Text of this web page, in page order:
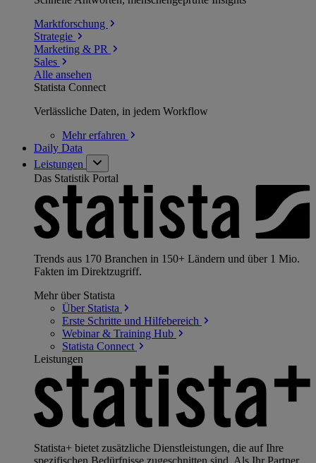
Marktforschung
Strategie
Marketing & PR
Sales
Alle ansehen
Statista Connect
Verlässliche Daten, in jedem Workflow
Mehrerfahren
Daily Data
Leistungen
Das Statistik Portal
Trends aus 170 Branchen in 150+ Ländern und über 1 Mio.
Fakten im Direktzugriff.
Mehr über Statista
Über Statista
Erste Schritte und Hilfebereich
Webinar & Training Hub
Statista Connect
Leistungen
Statista+ bietet zusätzliche Dienstleistungen, die auf Ihre
spezifischen Bedürfnisse zugeschnitten sind. Als Ihr Partner